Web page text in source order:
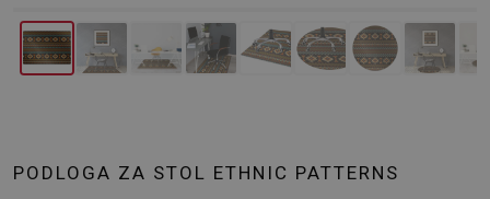
PODLOGA ZA STOL ETHNIC PATTERNS